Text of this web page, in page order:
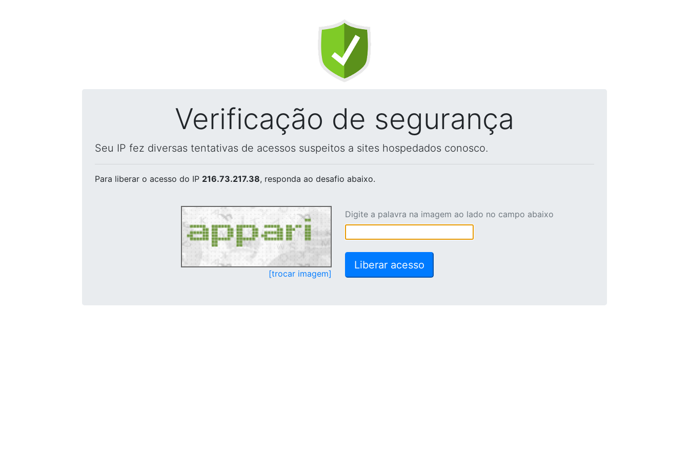
Verificação de segurança
Seu IP fez diversas tentativas de acessos suspeitos a sites hospedados conosco.
Para liberar o acesso do IP 216.73.217.38, responda ao desafio abaixo.
[trocar imagem]
Digite a palavra na imagem ao lado no campo abaixo